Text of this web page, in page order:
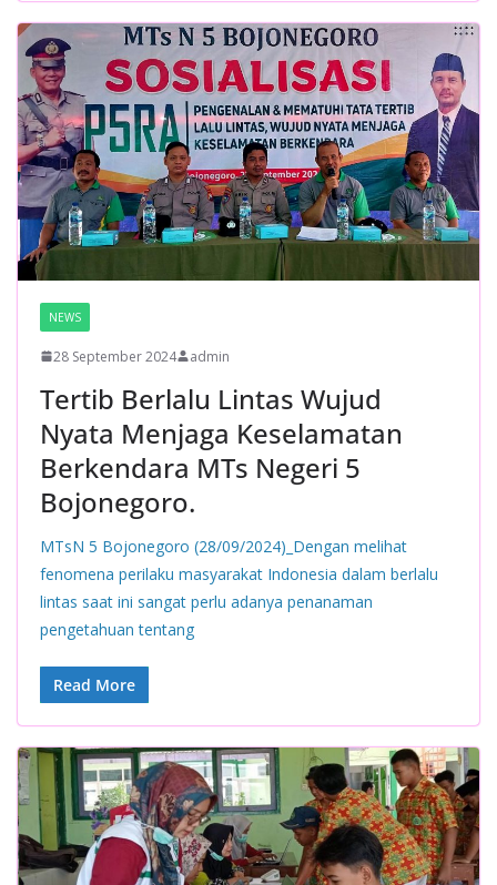
NEWS
28 September 2024 admin
Tertib Berlalu Lintas Wujud
Nyata Menjaga Keselamatan
Berkendara MTs Negeri 5
Bojonegoro.
MTsN 5 Bojonegoro (28/09/2024)_Dengan melihat
fenomena perilaku masyarakat Indonesia dalam berlalu
lintas saat ini sangat perlu adanya penanaman
pengetahuan tentang
Read More